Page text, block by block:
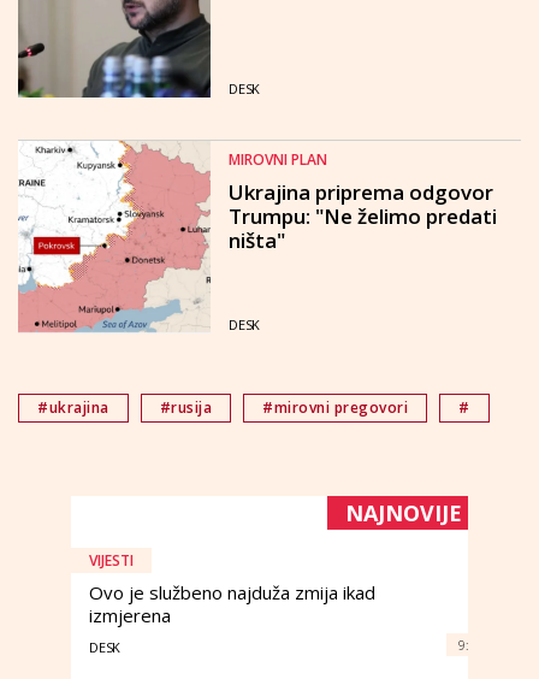
DESK
MIROVNI PLAN
Ukrajina priprema odgovor
Trumpu: "Ne želimo predati
ništa"
DESK
#ukrajina #rusija #mirovni pregovori #
NAJNOVIJE
VIJESTI
Ovo je službeno najduža zmija ikad
izmjerena
DESK 9: